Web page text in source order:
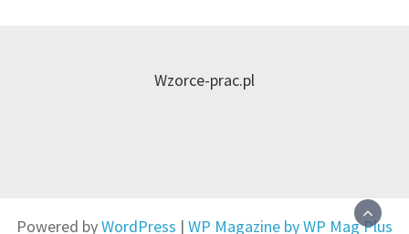
Wzorce-prac.pl
Powered byWordPress | WP Magazine by WP Mag Plus